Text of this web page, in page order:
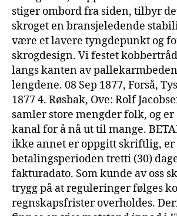
stiger ombord fra siden, tilbyr
skroget en bransjeledende
være et lavere tyngdepunkt og
skrogdesign. Vi festet
langs kanten av
lengdene. 08 Sep 1877, Forså,
1877 4. Røsbak, Ove: Rolf
samler store mengder folk, og
kanal for å nå ut til mange.
ikke annet er oppgitt skriftlig, er
betalingsperioden tretti (30)
fakturadato. Som kunde av oss
trygg på at reguleringer følges
regnskapsfrister overholdes.